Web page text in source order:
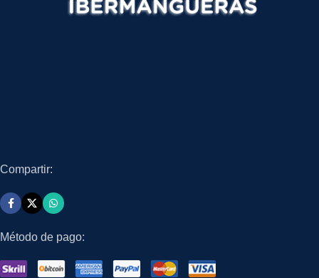
Compartir:
Método de pago: